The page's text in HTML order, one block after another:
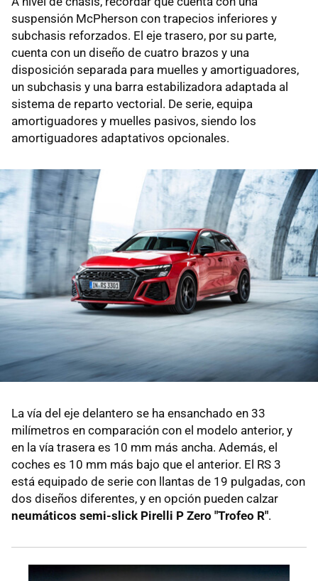
suspensión McPherson con trapecios inferiores y
subchasis reforzados. El eje trasero, por su parte,
cuenta con un diseño de cuatro brazos y una
disposición separada para muelles y amortiguadores,
un subchasis y una barra estabilizadora adaptada al
sistema de reparto vectorial. De serie, equipa
amortiguadores y muelles pasivos, siendo los
amortiguadores adaptativos opcionales.
La vía del eje delantero se ha ensanchado en 33
milímetros en comparación con el modelo anterior, y
en la vía trasera es 10 mm más ancha. Además, el
coches es 10 mm más bajo que el anterior. El RS 3
está equipado de serie con llantas de 19 pulgadas, con
dos diseños diferentes, y en opción pueden calzar
neumáticos semi-slick Pirelli P Zero "Trofeo R".